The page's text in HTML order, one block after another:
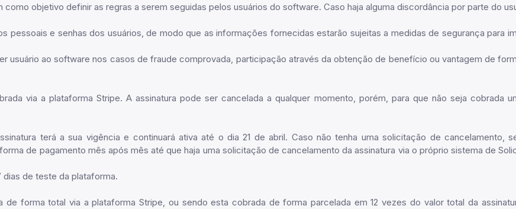
objetivo definir as regras a serem seguidas pelos usuários do software. Caso haja alguma discordância por parte do
e senhas dos usuários, de modo que as informações fornecidas estarão sujeitas a medidas de segurança para
usuário ao software nos casos de fraude comprovada, participação através da obtenção de benefício ou vantagem de
via a plataforma Stripe. A assinatura pode ser cancelada a qualquer momento, porém, para que não seja
terá a sua vigência e continuará ativa até o dia 21 de abril. Caso não tenha uma solicitação de cancelamento,
de pagamento mês após mês até que haja uma solicitação de cancelamento da assinatura via o próprio sistema de
de teste da plataforma.
forma total via a plataforma Stripe, ou sendo esta cobrada de forma parcelada em 12 vezes do valor total da